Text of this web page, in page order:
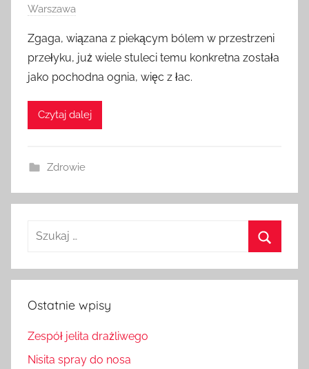
Warszawa
Zgaga, wiązana z piekącym bólem w przestrzeni
przełyku, już wiele stuleci temu konkretna została
jako pochodna ognia, więc z łac.
Czytaj dalej
Zdrowie
Szukaj:
Ostatnie wpisy
Zespół jelita drażliwego
Nisita spray do nosa